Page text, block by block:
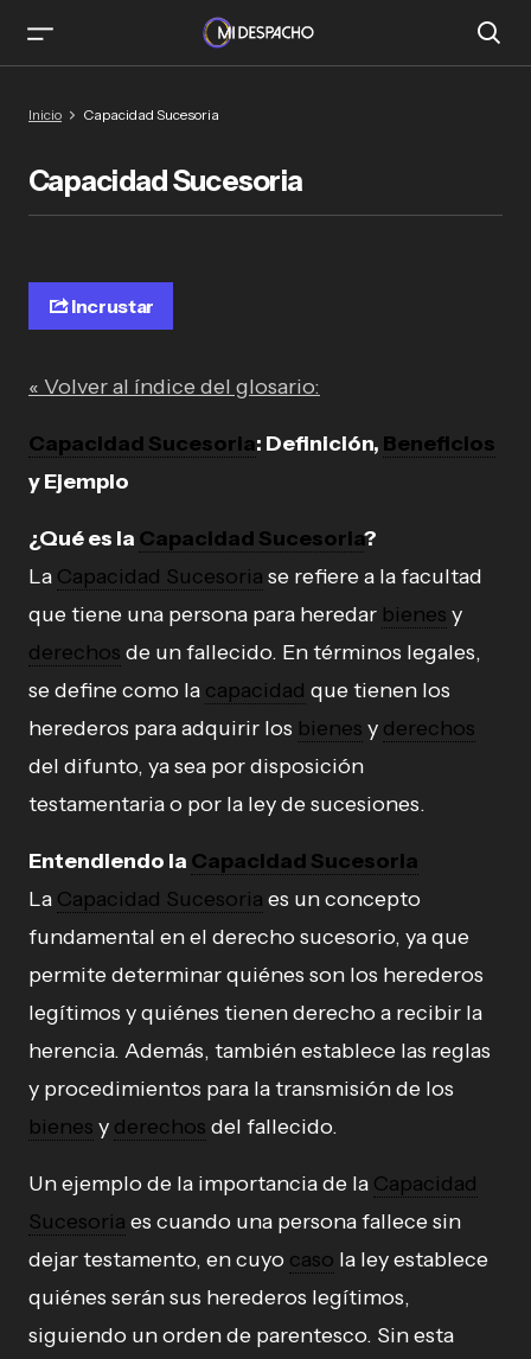
Inicio Capacidad Sucesoria
Capacidad Sucesoria
Incrustar
« Volver al índice del glosario:
Capacidad Sucesoria: Definición, Beneficios
y Ejemplo
¿Qué es la Capacidad Sucesoria?
La Capacidad Sucesoria se refiere a la facultad
que tiene una persona para heredar bienes y
derechos de un fallecido. En términos legales,
se define como la capacidad que tienen los
herederos para adquirir los bienes y derechos
del difunto, ya sea por disposición
testamentaria o por la ley de sucesiones.
Entendiendo la Capacidad Sucesoria
La Capacidad Sucesoria es un concepto
fundamental en el derecho sucesorio, ya que
permite determinar quiénes son los herederos
legítimos y quiénes tienen derecho a recibir la
herencia. Además, también establece las reglas
y procedimientos para la transmisión de los
bienes y derechos del fallecido.
Un ejemplo de la importancia de la Capacidad
Sucesoria es cuando una persona fallece sin
dejar testamento, en cuyo caso la ley establece
quiénes serán sus herederos legítimos,
siguiendo un orden de parentesco. Sin esta